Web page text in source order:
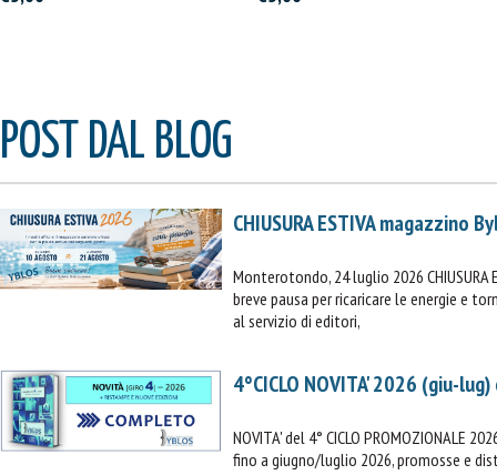
POST DAL BLOG
CHIUSURA ESTIVA magazzino
Monterotondo, 24 luglio 2026 CHIUSURA
breve pausa per ricaricare le energie e
al servizio di editori,
4°CICLO NOVITA' 2026 (giu-
NOVITA' del 4° CICLO PROMOZIONALE
fino a giugno/luglio 2026, promosse e